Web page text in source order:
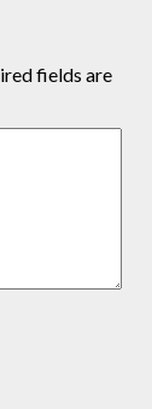
fields are